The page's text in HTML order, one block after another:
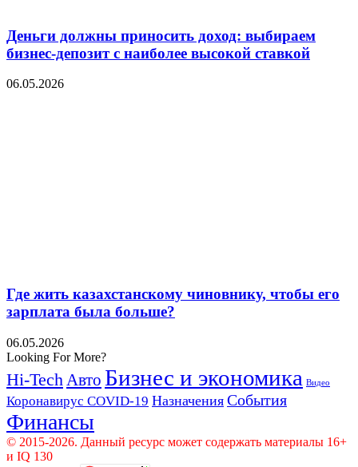
Деньги должны приносить доход: выбираем
бизнес-депозит с наиболее высокой ставкой
06.05.2026
Где жить казахстанскому чиновнику, чтобы его
зарплата была больше?
06.05.2026
Looking For More?
Hi-Tech Авто Бизнес и экономика Видео
Коронавирус COVID-19 Назначения События
Финансы
© 2015-2026. Данный ресурс может содержать материалы 16+
и IQ 130